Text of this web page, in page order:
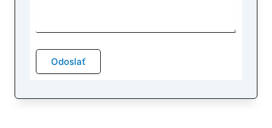
Odoslať